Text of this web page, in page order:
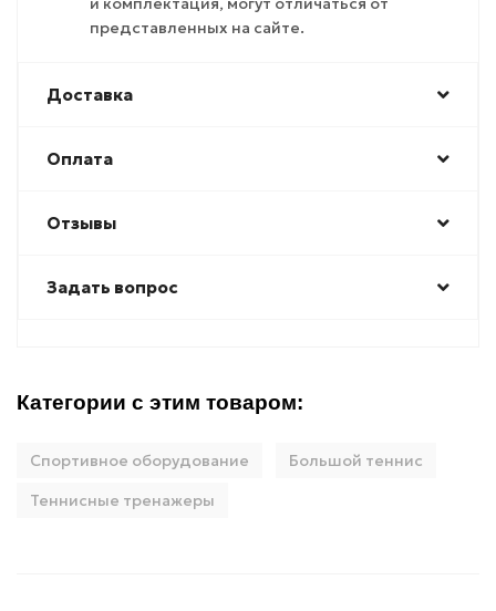
представленных на сайте.
Доставка
Оплата
Отзывы
Задать вопрос
Категории с этим товаром:
Спортивное оборудование
Большой теннис
Теннисные тренажеры